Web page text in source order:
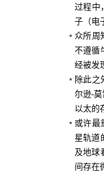
过程中
子（电
众所周
不遵循
经被发
除此之
尔逊-
以太的
或许最
星轨
及地
间存在